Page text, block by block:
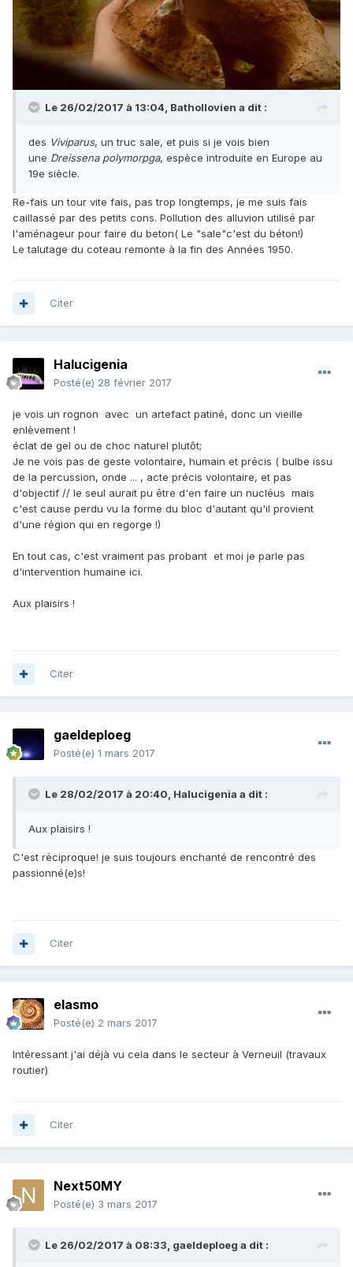
Le 26/02/2017 à 13:04, Bathollovien a dit :
des Viviparus, un truc sale, et puis si je vois bien
une Dreissena polymorpga, espèce introduite en Europe au
19e siècle.
Re-fais un tour vite fais, pas trop longtemps, je me suis fais
caillassé par des petits cons. Pollution des alluvion utilisé par
l'aménageur pour faire du beton( Le "sale"c'est du béton!)
Le talutage du coteau remonte à la fin des Années 1950.
Citer
Halucigenia
Posté(e) 28 février 2017
je vois un rognon avec un artefact patiné, donc un vieille
enlèvement !
éclat de gel ou de choc naturel plutôt;
Je ne vois pas de geste volontaire, humain et précis ( bulbe issu
de la percussion, onde ... , acte précis volontaire, et pas
d'objectif // le seul aurait pu être d'en faire un nucléus mais
c'est cause perdu vu la forme du bloc d'autant qu'il provient
d'une région qui en regorge !)
En tout cas, c'est vraiment pas probant et moi je parle pas
d'intervention humaine ici.
Aux plaisirs !
Citer
gaeldeploeg
Posté(e) 1 mars 2017
Le 28/02/2017 à 20:40, Halucigenia a dit :
Aux plaisirs !
C'est réciproque! je suis toujours enchanté de rencontré des
passionné(e)s!
Citer
elasmo
Posté(e) 2 mars 2017
Intéressant j'ai déjà vu cela dans le secteur à Verneuil (travaux
routier)
Citer
Next50MY
Posté(e) 3 mars 2017
Le 26/02/2017 à 08:33, gaeldeploeg a dit :